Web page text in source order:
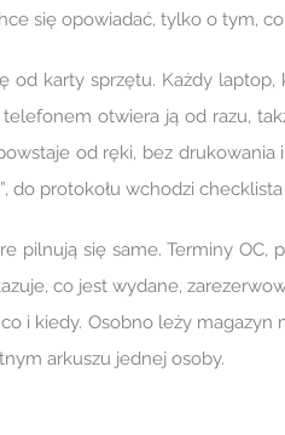
się opowiadać, tylko o tym,
od karty sprzętu. Każdy
telefonem otwiera ją od razu,
od ręki, bez
do protokołu wchodzi
pilnują się same. Terminy
co jest wydane,
i kiedy. Osobno leży
arkuszu jednej osoby.